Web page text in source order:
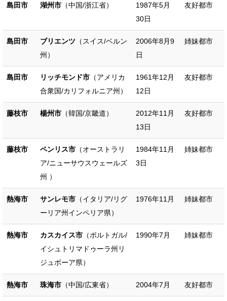
島田市 湖州市 （中国/浙江省）
1987年5月
30日
友好都市
島田市 ブリエンツ （スイス/ベルン
州）
2006年8月9
日
姉妹都市
島田市 リッチモンド市 （アメリカ
合衆国/カリフォルニア州）
1961年12月
12日
友好都市
藤枝市 楊州市 （韓国/京畿道）
2012年11月
13日
友好都市
藤枝市 ペンリス市 （オーストラリ
ア/ニューサウスウェールズ
州 ）
1984年11月
3日
姉妹都市
熱海市 サンレモ市 （イタリア/リグ
ーリア州インペリア県）
1976年11月 姉妹都市
熱海市 カスカイス市 （ポルトガル/
イシュトリマドゥーラ州リ
ジュボーア県）
1990年7月 姉妹都市
熱海市 珠海市 （中国/広東省） 2004年7月 友好都市